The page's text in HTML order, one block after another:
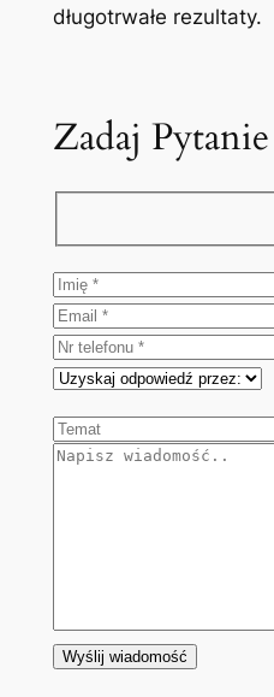
długotrwałe rezultaty.
Zadaj Pytanie